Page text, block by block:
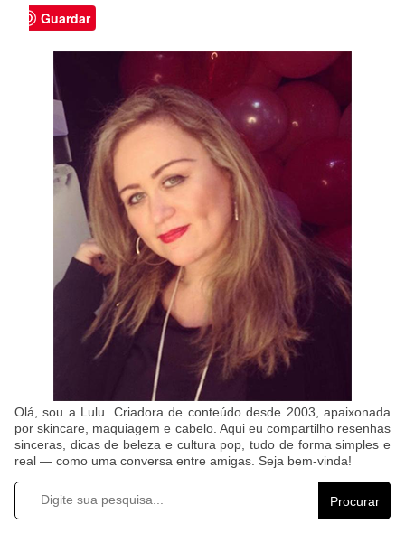
Guardar
Olá, sou a Lulu. Criadora de conteúdo desde 2003, apaixonada
por skincare, maquiagem e cabelo. Aqui eu compartilho resenhas
sinceras, dicas de beleza e cultura pop, tudo de forma simples e
real — como uma conversa entre amigas. Seja bem-vinda!
Procurar